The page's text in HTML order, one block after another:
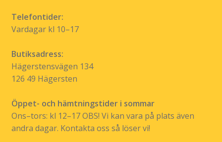
Telefontider:
Vardagar kl 10–17
Butiksadress:
Hägerstensvägen 134
126 49 Hägersten
Öppet- och hämtningstider i sommar
Ons–tors: kl 12–17 OBS! Vi kan vara på plats även
andra dagar. Kontakta oss så löser vi!